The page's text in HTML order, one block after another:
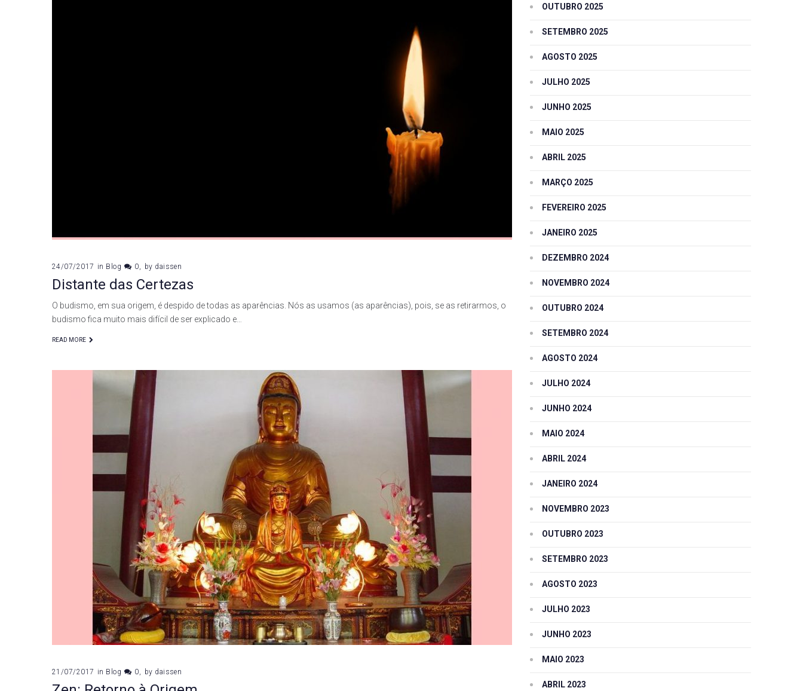
24/07/2017 in Blog 0 by daissen
Distante das Certezas
O budismo, em sua origem, é despido de todas as aparências. Nós as usamos (as aparências), pois, se as retirarmos, o
budismo fica muito mais difícil de ser explicado e…
READ MORE
21/07/2017 in Blog 0 by daissen
OUTUBRO 2025
SETEMBRO 2025
AGOSTO 2025
JULHO 2025
JUNHO 2025
MAIO 2025
ABRIL 2025
MARÇO 2025
FEVEREIRO 2025
JANEIRO 2025
DEZEMBRO 2024
NOVEMBRO 2024
OUTUBRO 2024
SETEMBRO 2024
AGOSTO 2024
JULHO 2024
JUNHO 2024
MAIO 2024
ABRIL 2024
JANEIRO 2024
NOVEMBRO 2023
OUTUBRO 2023
SETEMBRO 2023
AGOSTO 2023
JULHO 2023
JUNHO 2023
MAIO 2023
ABRIL 2023